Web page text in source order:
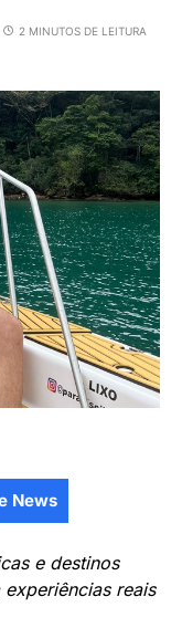
2 MINUTOS DE LEITURA
News
e destinos
reais